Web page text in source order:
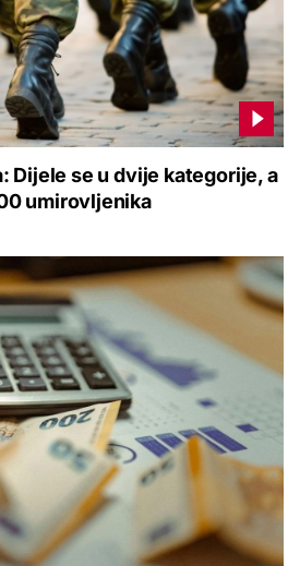
Dijele se u dvije kategorije, a
umirovljenika